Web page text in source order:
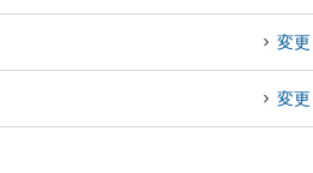
変更
変更